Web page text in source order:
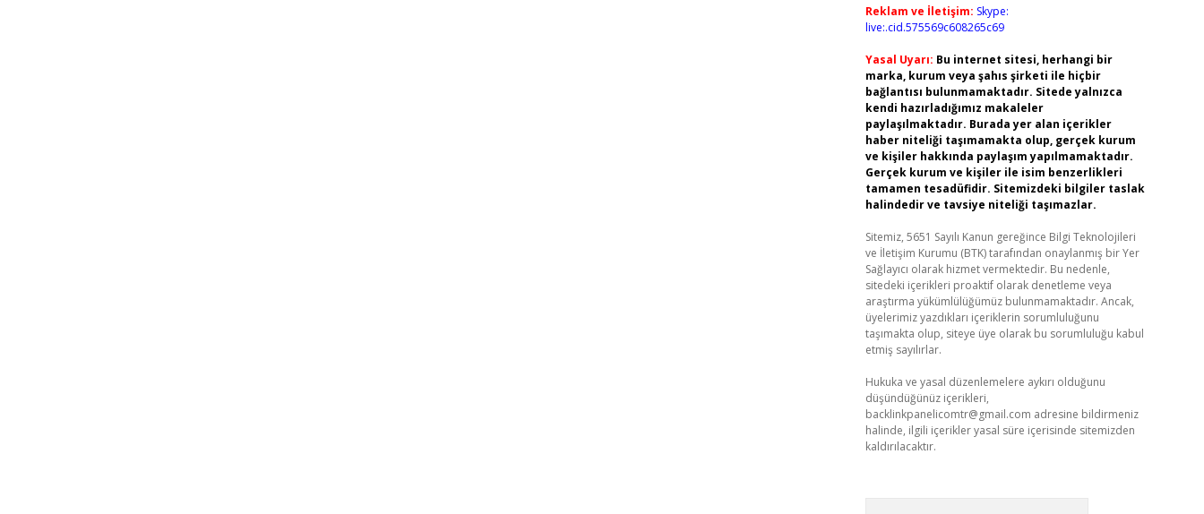
Reklam ve İletişim: Skype:
live:.cid.575569c608265c69
Yasal Uyarı: Bu internet sitesi, herhangi bir
marka, kurum veya şahıs şirketi ile hiçbir
bağlantısı bulunmamaktadır. Sitede yalnızca
kendi hazırladığımız makaleler
paylaşılmaktadır. Burada yer alan içerikler
haber niteliği taşımamakta olup, gerçek kurum
ve kişiler hakkında paylaşım yapılmamaktadır.
Gerçek kurum ve kişiler ile isim benzerlikleri
tamamen tesadüfidir. Sitemizdeki bilgiler taslak
halindedir ve tavsiye niteliği taşımazlar.
Sitemiz, 5651 Sayılı Kanun gereğince Bilgi Teknolojileri
ve İletişim Kurumu (BTK) tarafından onaylanmış bir Yer
Sağlayıcı olarak hizmet vermektedir. Bu nedenle,
sitedeki içerikleri proaktif olarak denetleme veya
araştırma yükümlülüğümüz bulunmamaktadır. Ancak,
üyelerimiz yazdıkları içeriklerin sorumluluğunu
taşımakta olup, siteye üye olarak bu sorumluluğu kabul
etmiş sayılırlar.
Hukuka ve yasal düzenlemelere aykırı olduğunu
düşündüğünüz içerikleri,
backlinkpanelicomtr@gmail.com adresine bildirmeniz
halinde, ilgili içerikler yasal süre içerisinde sitemizden
kaldırılacaktır.